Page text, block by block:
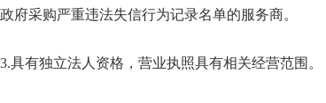
府采购严重违法失信行为记录名单的服务商。
3.具有独立法人资格，营业执照具有相关经营范围。